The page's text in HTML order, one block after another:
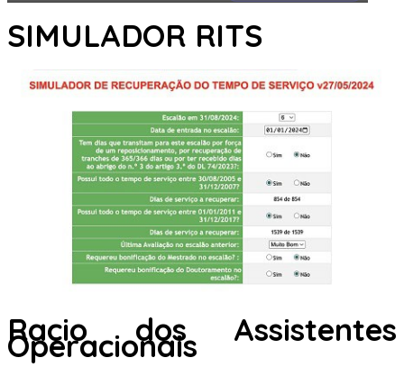
SIMULADOR RITS
Racio dos Assistentes
Operacionais